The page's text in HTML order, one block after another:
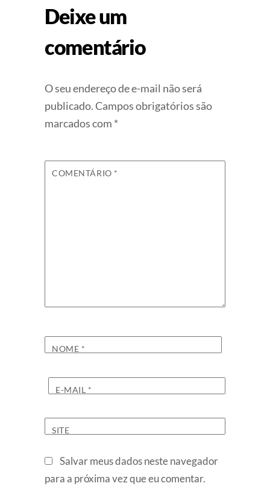
Deixe um
comentário
O seu endereço de e-mail não será
publicado.Campos obrigatórios são
marcados com *
COMENTÁRIO *
NOME *
E-MAIL *
SITE
Salvar meus dados neste navegador
para a próxima vez que eu comentar.